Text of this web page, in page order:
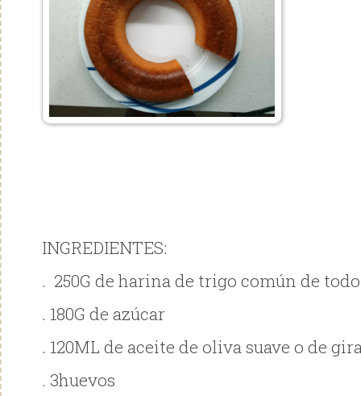
INGREDIENTES:
. 250G de harina de trigo común de
. 180G de azúcar
. 120ML de aceite de oliva suave o de
. 3huevos